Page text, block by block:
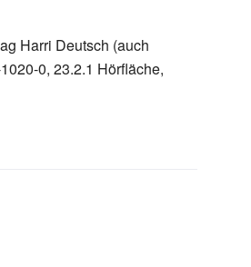
Harri Deutsch (auch
0, 23.2.1 Hörfläche,